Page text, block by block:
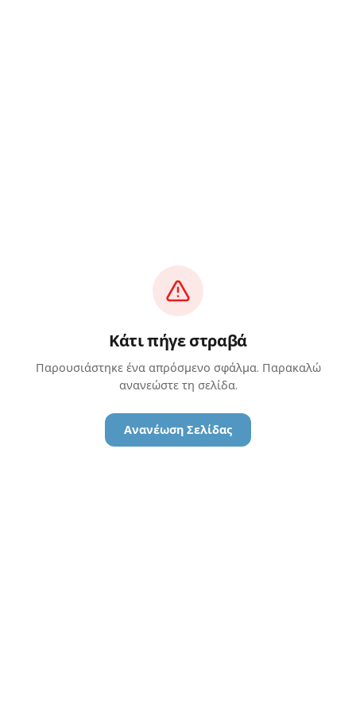
Κάτι πήγε στραβά
Παρουσιάστηκε ένα απρόσμενο σφάλμα. Παρακαλώ
ανανεώστε τη σελίδα.
Ανανέωση Σελίδας